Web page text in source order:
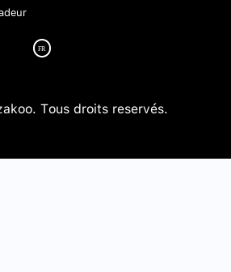
Tous droits reservés.